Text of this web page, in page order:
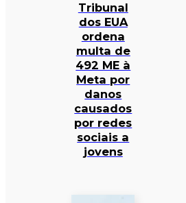
Tribunal
dos EUA
ordena
multa de
492 ME à
Meta por
danos
causados
por redes
sociais a
jovens